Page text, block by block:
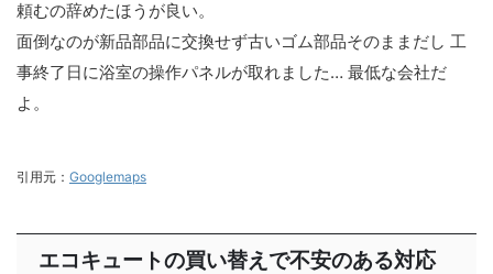
頼むの辞めたほうが良い。
面倒なのが新品部品に交換せず古いゴム部品そのままだし 工
事終了日に浴室の操作パネルが取れました… 最低な会社だ
よ。
引用元： Googlemaps
エコキュートの買い替えで不安のある対応